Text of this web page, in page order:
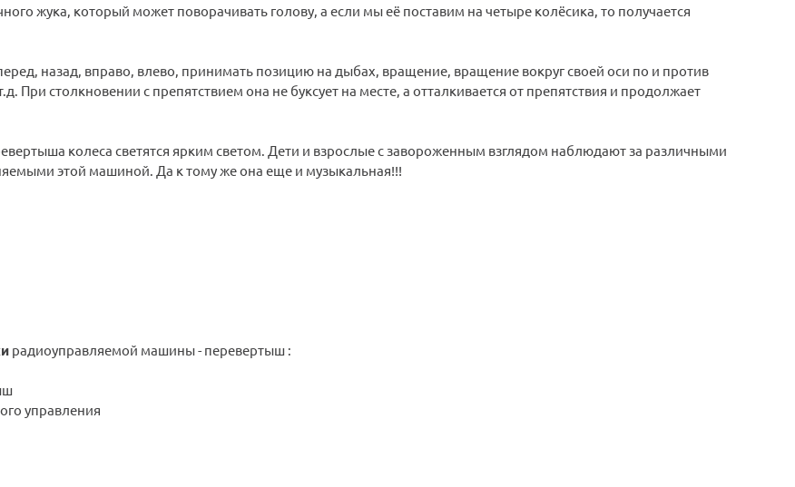
жука, который может поворачивать голову, а если мы её поставим на четыре колёсика, то получается
назад, вправо, влево, принимать позицию на дыбах, вращение, вращение вокруг своей оси по и против
При столкновении с препятствием она не буксует на месте, а отталкивается от препятствия и продолжает
колеса светятся ярким светом. Дети и взрослые с завороженным взглядом наблюдают за различными
этой машиной. Да к тому же она еще и музыкальная!!!
радиоуправляемой машины - перевертыш :
управления